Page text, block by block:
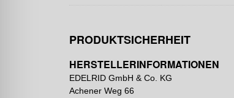
PRODUKTSICHERHEIT
HERSTELLERINFORMATIONEN
EDELRID GmbH & Co. KG
Achener Weg 66